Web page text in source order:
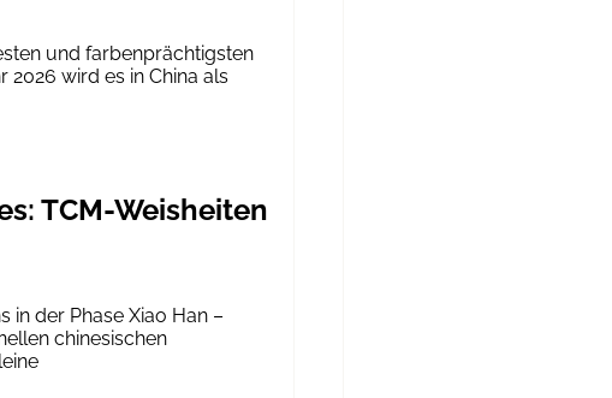
und farbenprächtigsten
2026 wird es in China als
TCM-Weisheiten
in der Phase Xiao Han –
chinesischen